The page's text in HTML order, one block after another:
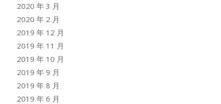
2020 年 3 月
2020 年 2 月
2019 年 12 月
2019 年 11 月
2019 年 10 月
2019 年 9 月
2019 年 8 月
2019 年 6 月